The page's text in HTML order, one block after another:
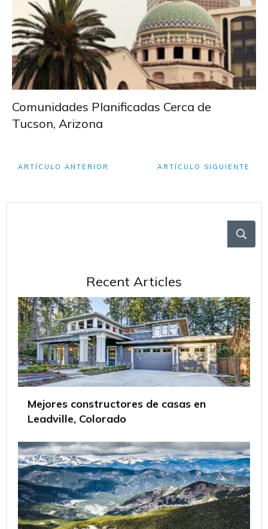
Comunidades Planificadas Cerca de
Tucson, Arizona
ARTÍCULO ANTERIOR ARTÍCULO SIGUIENTE
Recent Articles
Mejores constructores de casas en
Leadville, Colorado